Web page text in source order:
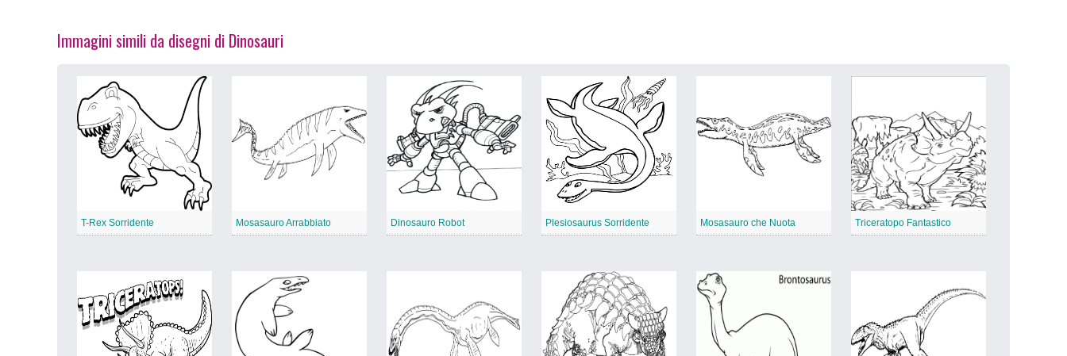
Immagini simili da disegni di Dinosauri
T-Rex Sorridente Mosasauro Arrabbiato Dinosauro Robot Plesiosaurus Sorridente Mosasauro che Nuota Triceratopo Fantastico